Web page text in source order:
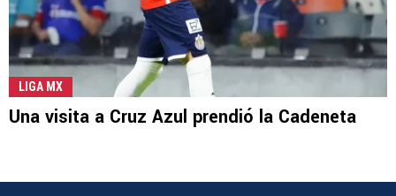
LIGA MX
Una visita a Cruz Azul prendió la Cadeneta